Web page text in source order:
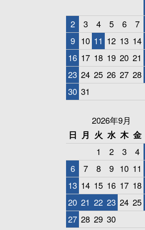
2
3 4 5 6 7
9 10 11 12 13 14
16 17 18 19 20 21
23 24 25 26 27 28
30 31
2026年9月
日 月 火 水 木 金
1
2 3 4
6
7 8 9 10 11
13 14 15 16 17 18
20 21 22 23 24 25
27 28 29 30